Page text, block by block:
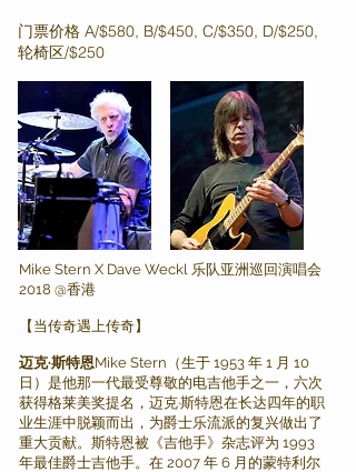
门票价格 A/$580, B/$450, C/$350, D/$250,
轮椅区/$250
Mike Stern X Dave Weckl 乐队亚洲巡回演唱会
2018 @香港
【当传奇遇上传奇】
迈克·斯特恩Mike Stern（生于 1953 年 1 月 10
日）是他那一代最受尊敬的电吉他手之一，六次
获得格莱美奖提名，迈克·斯特恩在长达四年的职
业生涯中脱颖而出，为爵士乐流派的复兴做出了
重大贡献。斯特恩被《吉他手》杂志评为 1993
年最佳爵士吉他手。在 2007 年 6 月的蒙特利尔